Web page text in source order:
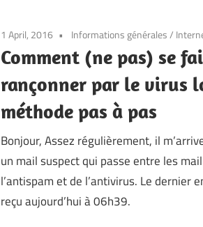
1 April, 2016 Informations générales/
Comment (ne pas) se
rançonner par le virus
méthode pas à pas
Bonjour, Assez régulièrement, il
un mail suspect qui passe entre les
l’antispam et de l’antivirus. Le dernier
reçu aujourd’hui à 06h39.